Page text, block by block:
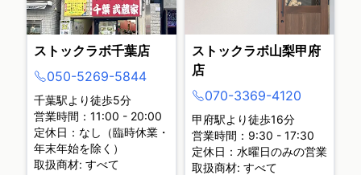
ストックラボ千葉店
050-5269-5844
千葉駅より徒歩5分
営業時間：11:00 - 20:00
定休日：なし（臨時休業・
年末年始を除く）
取扱商材: すべて
ストックラボ山梨甲府
店
070-3369-4120
甲府駅より徒歩16分
営業時間：9:30 - 17:30
定休日：水曜日のみの営業
取扱商材: すべて